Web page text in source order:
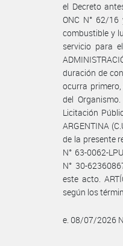
el Decreto
ONC N° 62/
combustible y
servicio para
duración de
ocurra
del
Licitación
ARGENTINA
de la presente
N° 63-0062-
N° 30-
este acto.
según los
e. 08/07/2026